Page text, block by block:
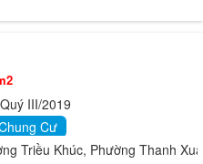
III/2019
Cư
Triều Khúc, Phường Thanh